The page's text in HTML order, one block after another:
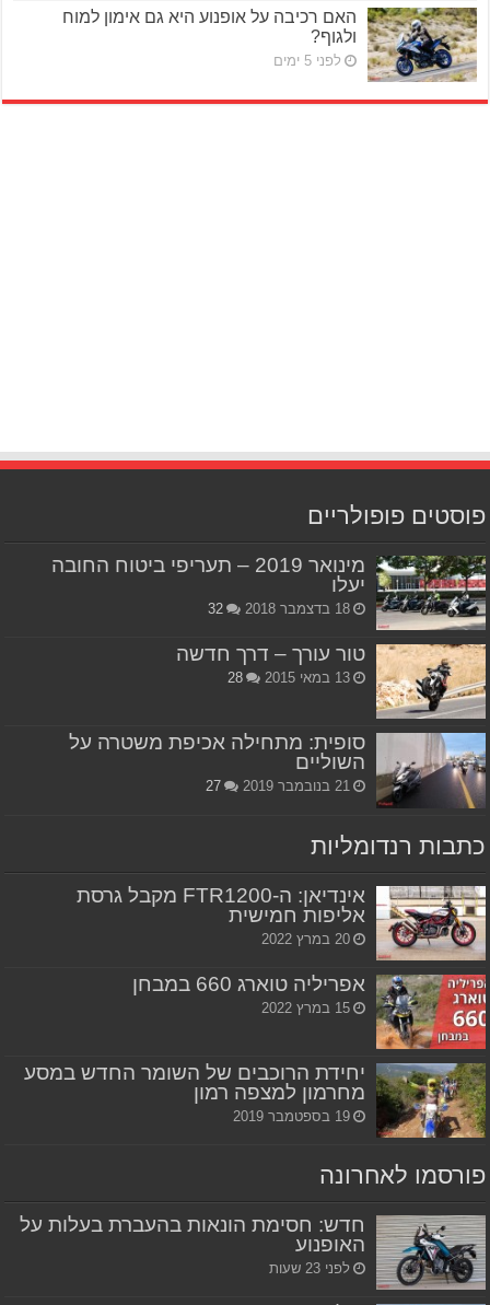
האם רכיבה על אופנוע היא גם אימון למוח
ולגוף?
לפני 5 ימים
פוסטים פופולריים
מינואר 2019 – תעריפי ביטוח החובה
יעלו
18 בדצמבר 2018 32
טור עורך – דרך חדשה
13 במאי 2015 28
סופית: מתחילה אכיפת משטרה על
השוליים
21 בנובמבר 2019 27
כתבות רנדומליות
אינדיאן: ה-FTR1200 מקבל גרסת
אליפות חמישית
20 במרץ 2022
אפריליה טוארג 660 במבחן
15 במרץ 2022
יחידת הרוכבים של השומר החדש במסע
מחרמון למצפה רמון
19 בספטמבר 2019
פורסמו לאחרונה
חדש: חסימת הונאות בהעברת בעלות על
האופנוע
לפני 23 שעות